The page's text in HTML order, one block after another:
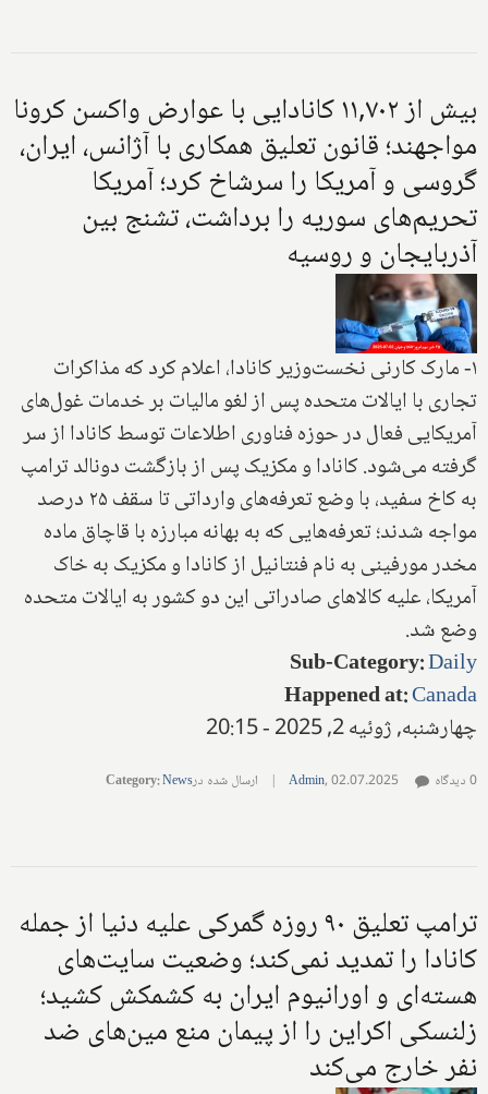
بیش از ۱۱,۷۰۲ کانادایی با عوارض واکسن کرونا
مواجهند؛ قانون تعلیق همکاری با آژانس، ایران،
گروسی و آمریکا را سرشاخ کرد؛ آمریکا
تحریم‌های سوریه را برداشت، تشنج بین
آذربایجان و روسیه
۱- مارک کارنی نخست‌وزیر کانادا، اعلام کرد که مذاکرات
تجاری با ایالات متحده پس از لغو مالیات بر خدمات غول‌های
آمریکایی فعال در حوزه فناوری اطلاعات توسط کانادا از سر
گرفته می‌شود. کانادا و مکزیک پس از بازگشت دونالد ترامپ
به کاخ سفید، با وضع تعرفه‌های وارداتی تا سقف ۲۵ درصد
مواجه شدند؛ تعرفه‌هایی که به بهانه مبارزه با قاچاق ماده
مخدر مورفینی به نام فنتانیل از کانادا و مکزیک به خاک
آمریکا، علیه کالاهای صادراتی این دو کشور به ایالات متحده
وضع شد.
Sub-Category:Daily
Happened at:Canada
چهارشنبه, ژوئیه 2, 2025 - 20:15
Admin,02.07.2025
| ارسال شده در Category:News 0 دیدگاه
ترامپ تعلیق ۹۰ روزه گمرکی علیه دنیا از جمله
کانادا را تمدید نمی‌کند؛ وضعیت سایت‌های
هسته‌ای و اورانیوم ایران به کشمکش کشید؛
زلنسکی اکراین را از پیمان منع مین‌های ضد
نفر خارج می‌کند